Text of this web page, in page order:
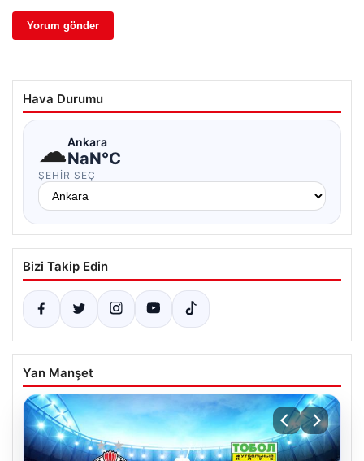
Hava Durumu
☁Ankara
NaN°C
ŞEHIR SEÇ
Bizi Takip Edin
Yan Manşet